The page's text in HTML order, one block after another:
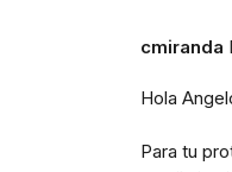
cmiranda
Hola
Para tu